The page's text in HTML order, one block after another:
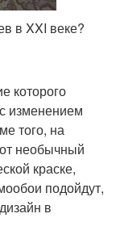
в XXI веке?
которого
изменением
того, на
необычный
краске,
подойдут,
в